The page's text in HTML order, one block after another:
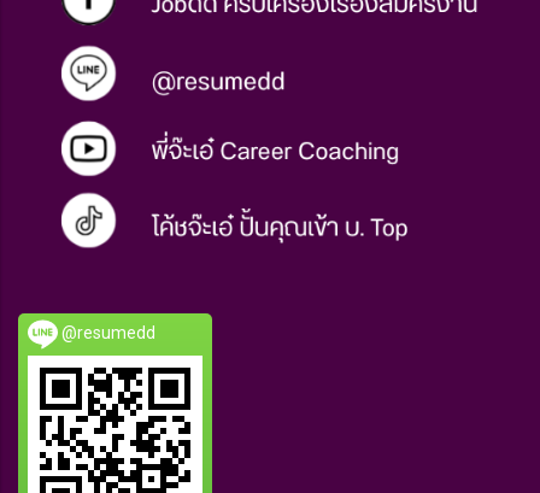
@resumedd